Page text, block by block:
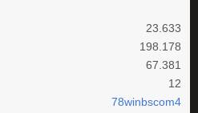
23.633
198.178
67.381
12
78winbscom4